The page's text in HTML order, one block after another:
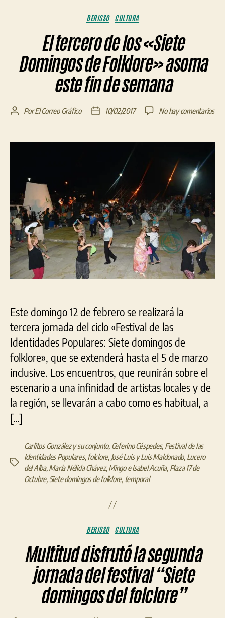
Categorías
BERISSO CULTURA
El tercero de los «Siete
Domingos de Folklore» asoma
este fin de semana
Autor
entrada
PorEl Correo Gráfico
Fecha
entrada
10/02/2017 No hay comentariosen
de
Este domingo 12 de febrero se realizará la
tercera jornada del ciclo «Festival de las
Identidades Populares: Siete domingos de
folklore», que se extenderá hasta el 5 de marzo
inclusive. Los encuentros, que reunirán sobre el
escenario a una infinidad de artistas locales y de
la región, se llevarán a cabo como es habitual, a
[…]
Etiquetas
Carlitos González y su conjunto, Ceferino Céspedes, Festival de las
Identidades Populares,folclore, José Luis y Luis Maldonado, Lucero
del Alba,María Nélida Chávez,Mingo e Isabel Acuña, Plaza 17 de
Octubre, Siete domingos de folklore, temporal
Categorías
BERISSO CULTURA
Multitud disfrutó la segunda
jornada del festival “Siete
domingos del folclore”